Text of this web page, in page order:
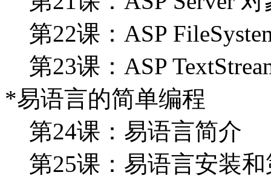
第22课：ASP
第23课：ASP
*易语言的简单编程
第24课：易语言简介
第25课：易语言安装和